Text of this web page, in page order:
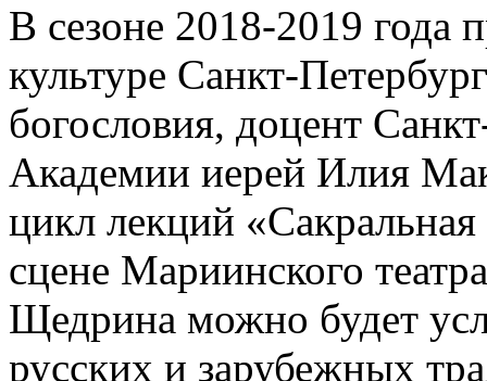
В сезоне 2018-2019 года
культуре Санкт-
богословия, доцент
Академии иерей Илия
цикл лекций
сцене Мариинского
Щедрина можно будет
русских и зарубежных